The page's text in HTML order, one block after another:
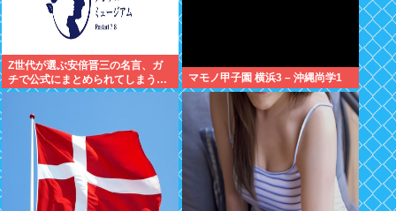
Z世代が選ぶ安倍晋三の名言、ガ
チで公式にまとめられてしまう…
✨
マモノ甲子園 横浜3 – 沖縄尚学1